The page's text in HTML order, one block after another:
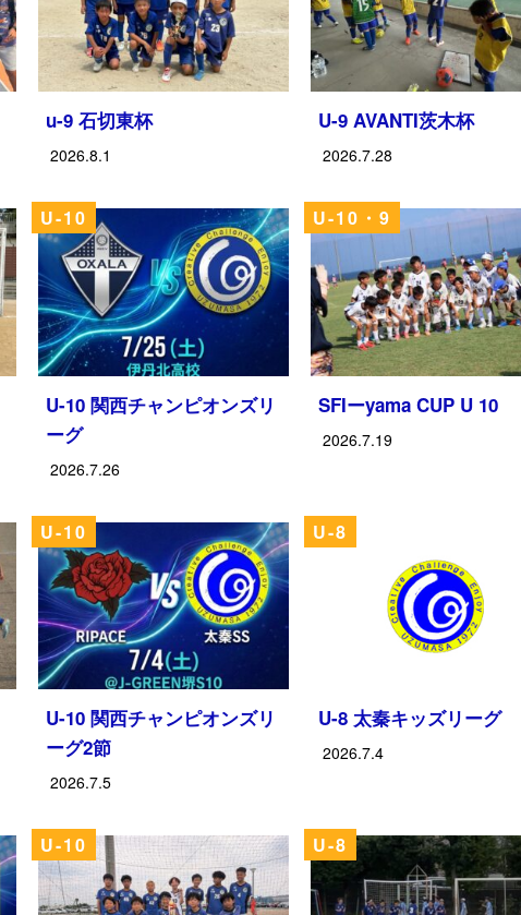
u-9 石切東杯
2026.8.1
U-9 AVANTI茨木杯
2026.7.28
U-10
U-10 関西チャンピオンズリ
ーグ
2026.7.26
U-10・9
SFIーyama CUP U 10
2026.7.19
U-10
U-10 関西チャンピオンズリ
ーグ2節
2026.7.5
U-8
U-8 太秦キッズリーグ
2026.7.4
U-10 U-8